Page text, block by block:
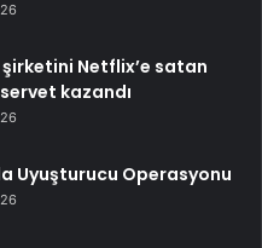
Netflix’e satan
kazandı
Uyuşturucu Operasyonu